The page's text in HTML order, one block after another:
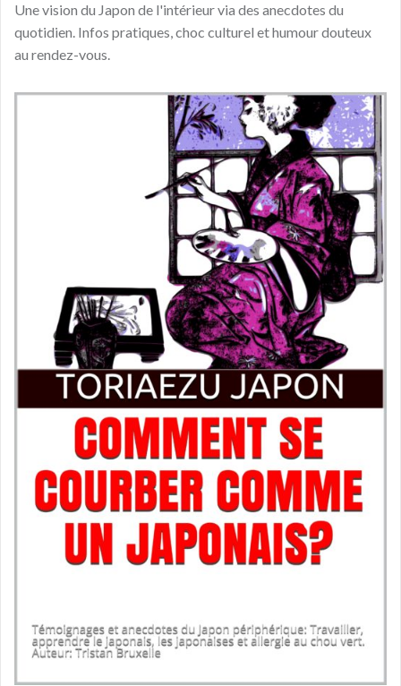
Une vision du Japon de l'intérieur via des anecdotes du
quotidien. Infos pratiques, choc culturel et humour douteux
au rendez-vous.